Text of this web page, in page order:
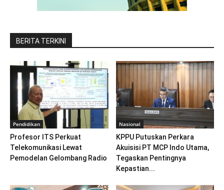
BERITA TERKINI
Pendidikan
Profesor ITS Perkuat
Telekomunikasi Lewat
Pemodelan Gelombang Radio
Nasional
KPPU Putuskan Perkara
Akuisisi PT MCP Indo Utama,
Tegaskan Pentingnya
Kepastian...